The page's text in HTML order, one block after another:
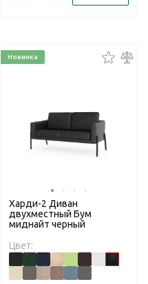
Новинка
Харди-2 Диван
двухместный Бум
миднайт черный
Цвет: